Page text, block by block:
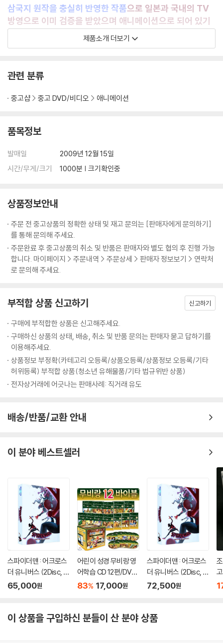
삼국지 원작을 충실히 반영한 작품으로 일본과 국내의 TV
방영으로 이미 검증을 받았으며 애니메이션으로 되어 있기
때문에 취학전 아동이나 초등학생이 재미있게 삼국지를 이
해하고 볼 수 있도록 되어 있을 뿐만 아니라 삼국지 책을 읽
구분없이 즐길 수 있습니다. 애니메이션의 대국 일본에서 제
작하여 색상이 화려하고 생동감있게 묘사되었습니다. 단순
히 보고 마는 영상에서영어 공부도 할 수 있도록 영어 원어
제품소개 더보기
관련 분류
중고샵 중고 DVD/비디오 애니메이션
품목정보
발매일
2009년 12월 15일
시간/무게/크기
1000분 | 크기확인중
상품정보안내
주문 전 중고상품의 정확한 상태 및 재고 문의는 [판매자에게 문의하기]
를 통해 문의해 주세요.
주문완료 후 중고상품의 취소 및 반품은 판매자와 별도 협의 후 진행 가능
합니다. 마이페이지 > 주문내역 > 주문상세 > 판매자 정보보기 > 연락처
로 문의해 주세요.
부적합 상품 신고하기 신고하기
구매에 부적합한 상품은 신고해주세요.
구매하신 상품의 상태, 배송, 취소 및 반품 문의는 판매자 묻고 답하기를
이용해주세요.
상품정보 부정확(카테고리 오등록/상품오등록/상품정보 오등록/기타
허위등록) 부적합 상품(청소년 유해물품/기타 법규위반 상품)
전자상거래에 어긋나는 판매사례: 직거래 유도
배송/반품/교환 안내
이 분야 베스트셀러
스파이더맨 : 어크로스
더 유니버스 (2Disc, 4
K UHD+2D B2 렌티큘
65,000원
어린이 성경 무비랑 영
어학습 CD 12편/DVD
15편 바이블 애니 12편
받아쓰기/단어검색/화
83% 17,000원
스파이더맨 : 어크로스
더 유니버스 (2Disc, 4
K UHD+2D B2 렌티큘
72,500원
이 상품을 구입하신 분들이 산 분야 상품